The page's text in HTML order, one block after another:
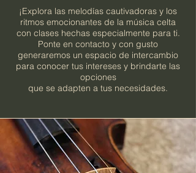
¡Explora las melodías cautivadoras y los
ritmos emocionantes de la música celta
con clases hechas especialmente para ti.
Ponte en contacto y con gusto
generaremos un espacio de intercambio
para conocer tus intereses y brindarte las
opciones
que se adapten a tus necesidades.